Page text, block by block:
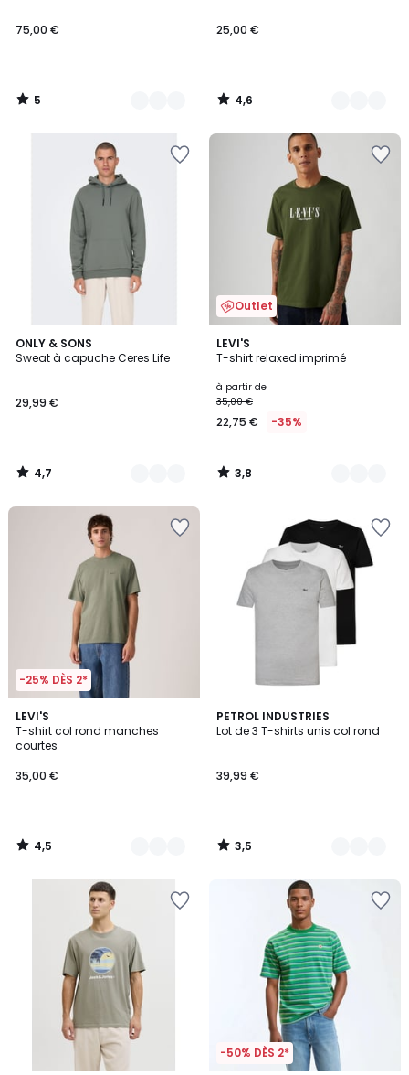
75,00 €
5
/
25,00 €
4,6
/
ONLY & SONS
Sweat à capuche Ceres Life
29,99 €
4,7
/ 5
9
Couleurs
4,7
/
Outlet
LEVI'S
T-shirt relaxed imprimé
à partir de
35,00 €
22,75 € -35%
3,8
/ 5
5
Couleurs
3,8
/
-25% DÈS 2*
LEVI'S
T-shirt col rond manches
courtes
35,00 €
4,5
/ 5
3
Couleurs
4,5
/
PETROL INDUSTRIES
Lot de 3 T-shirts unis col rond
39,99 €
3,5
/ 5
2
Couleurs
3,5
/
-50% DÈS 2*